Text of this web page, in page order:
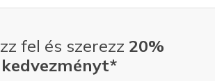
fel és szerezz 20%
kedvezményt*